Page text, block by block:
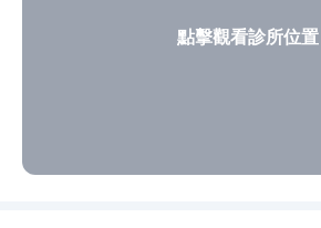
點擊觀看診所位置